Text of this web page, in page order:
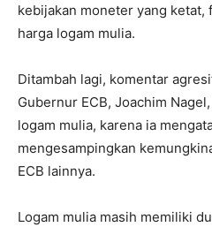
kebijakan moneter yang ketat,
harga logam mulia.
Ditambah lagi, komentar
Gubernur ECB, Joachim
logam mulia, karena ia
mengesampingkan
ECB lainnya.
Logam mulia masih memiliki